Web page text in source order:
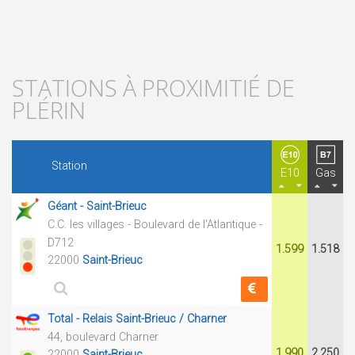
STATIONS À PROXIMITIÉ DE
PLÉRIN
Station
E10 Gas
Géant - Saint-Brieuc
C.C. les villages - Boulevard de l'Atlantique -
D712
22000 Saint-Brieuc
1.599 1.518
Total - Relais Saint-Brieuc / Charner
44, boulevard Charner